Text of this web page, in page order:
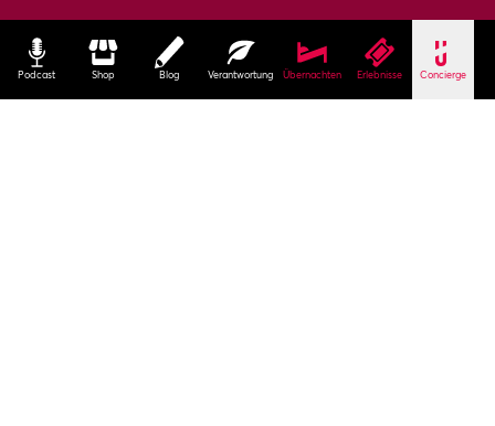
Podcast Shop Blog Verantwortung Übernachten Erlebnisse Concierge